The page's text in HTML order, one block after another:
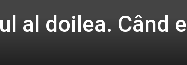
al doilea. Când e